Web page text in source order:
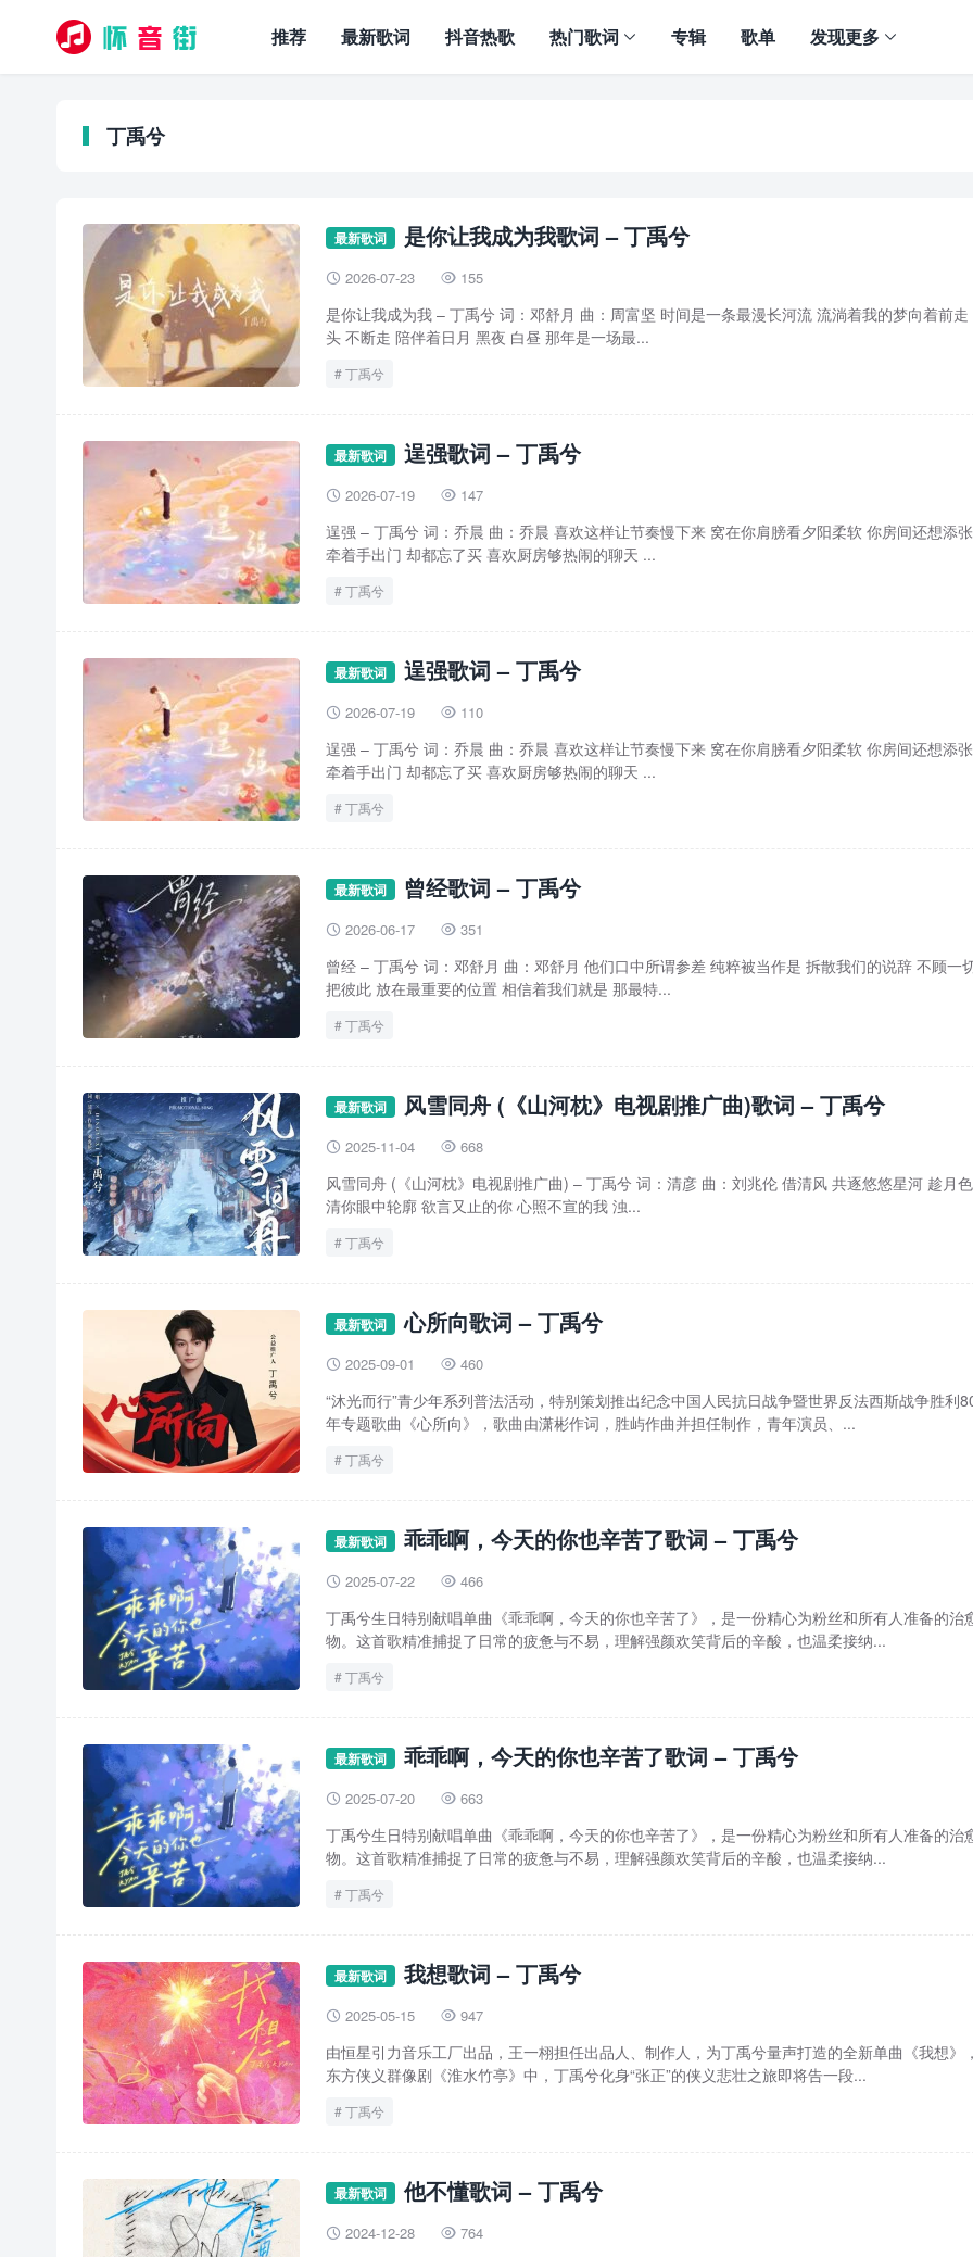
推荐 最新歌词 抖音热歌 热门歌词 专辑 歌单 发现更多
丁禹兮
最新歌词 是你让我成为我歌词 – 丁禹兮
 2026-07-23  155
是你让我成为我 – 丁禹兮 词：邓舒月 曲：周富坚 时间是一条最漫长河流 流淌着我的梦向着前走
头 不断走 陪伴着日月 黑夜 白昼 那年是一场最...
丁禹兮
最新歌词 逞强歌词 – 丁禹兮
 2026-07-19  147
逞强 – 丁禹兮 词：乔晨 曲：乔晨 喜欢这样让节奏慢下来 窝在你肩膀看夕阳柔软 你房间还想添
牵着手出门 却都忘了买 喜欢厨房够热闹的聊天 ...
丁禹兮
最新歌词 逞强歌词 – 丁禹兮
 2026-07-19  110
逞强 – 丁禹兮 词：乔晨 曲：乔晨 喜欢这样让节奏慢下来 窝在你肩膀看夕阳柔软 你房间还想添
牵着手出门 却都忘了买 喜欢厨房够热闹的聊天 ...
丁禹兮
最新歌词 曾经歌词 – 丁禹兮
 2026-06-17  351
曾经 – 丁禹兮 词：邓舒月 曲：邓舒月 他们口中所谓参差 纯粹被当作是 拆散我们的说辞 不顾一
把彼此 放在最重要的位置 相信着我们就是 那最特...
丁禹兮
最新歌词 风雪同舟 (《山河枕》电视剧推广曲)歌词 – 丁禹兮
 2025-11-04  668
风雪同舟 (《山河枕》电视剧推广曲) – 丁禹兮 词：清彦 曲：刘兆伦 借清风 共逐悠悠星河 趁月
清你眼中轮廓 欲言又止的你 心照不宣的我 浊...
丁禹兮
最新歌词 心所向歌词 – 丁禹兮
 2025-09-01  460
“沐光而行”青少年系列普法活动，特别策划推出纪念中国人民抗日战争暨世界反法西斯战争胜利
年专题歌曲《心所向》，歌曲由潇彬作词，胜屿作曲并担任制作，青年演员、...
丁禹兮
最新歌词 乖乖啊，今天的你也辛苦了歌词 – 丁禹兮
 2025-07-22  466
丁禹兮生日特别献唱单曲《乖乖啊，今天的你也辛苦了》，是一份精心为粉丝和所有人准备的治
物。这首歌精准捕捉了日常的疲惫与不易，理解强颜欢笑背后的辛酸，也温柔接纳...
丁禹兮
最新歌词 乖乖啊，今天的你也辛苦了歌词 – 丁禹兮
 2025-07-20  663
丁禹兮生日特别献唱单曲《乖乖啊，今天的你也辛苦了》，是一份精心为粉丝和所有人准备的治
物。这首歌精准捕捉了日常的疲惫与不易，理解强颜欢笑背后的辛酸，也温柔接纳...
丁禹兮
最新歌词 我想歌词 – 丁禹兮
 2025-05-15  947
由恒星引力音乐工厂出品，王一栩担任出品人、制作人，为丁禹兮量声打造的全新单曲《我想》
东方侠义群像剧《淮水竹亭》中，丁禹兮化身“张正”的侠义悲壮之旅即将告一段...
丁禹兮
最新歌词 他不懂歌词 – 丁禹兮
 2024-12-28  764